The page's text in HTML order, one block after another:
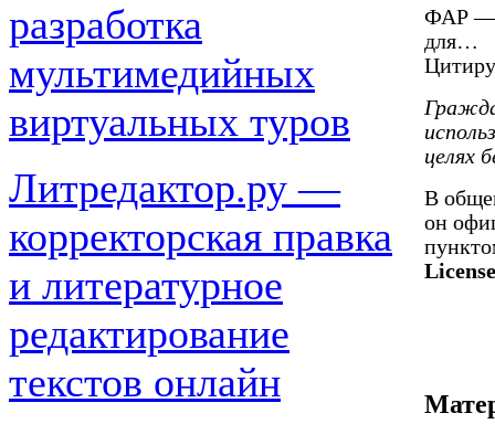
разработка
мультимедийных
виртуальных туров
Литредактор.ру —
корректорская правка
и литературное
редактирование
текстов онлайн
ФАР —
для…
целях
В
он